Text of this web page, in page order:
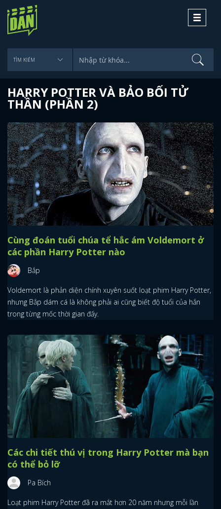
Toggle
HARRY POTTER VÀ BẢO BỐI TỬ
THẦN (PHẦN 2)
Cùng đoán tuổi chúa tể hắc ám Voldemort ở
các phần Harry Potter nào
Bắp
Voldemort là phản diện chính xuyên suốt loạt phim Harry Potter,
nhưng Bắp dám cá là không phải ai cũng biết độ tuổi của hắn
trong từng mốc thời gian đấy.
Các chi tiết thú vị trong Harry Potter mà bạn
có thể bỏ lỡ
Pa Bích
Loạt phim Harry Potter đã ra mắt hơn 20 năm nhưng mỗi lần